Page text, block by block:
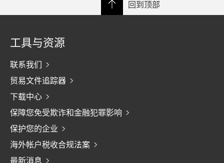
回到顶部
工具与资源
联系我们
贸易文件追踪器
下载中心
保障您免受欺诈和金融犯罪影响
保护您的企业
海外帐户税收合规法案
最新消息